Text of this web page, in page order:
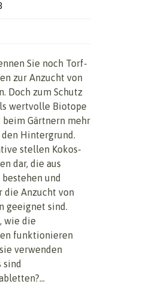
Sie noch Torf-
zur Anzucht von
Doch zum Schutz
wertvolle Biotope
Gärtnern mehr
Hintergrund.
stellen Kokos-
dar, die aus
und
die Anzucht von
geeignet sind.
wie die
funktionieren
verwenden
sind